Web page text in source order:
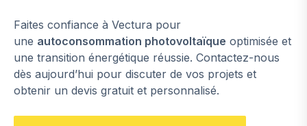
Faites confiance à Vectura pour
une autoconsommation photovoltaïque optimisée et
une transition énergétique réussie. Contactez-nous
dès aujourd’hui pour discuter de vos projets et
obtenir un devis gratuit et personnalisé.